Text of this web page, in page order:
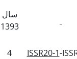
سال
1393
4 ISSR20-1-